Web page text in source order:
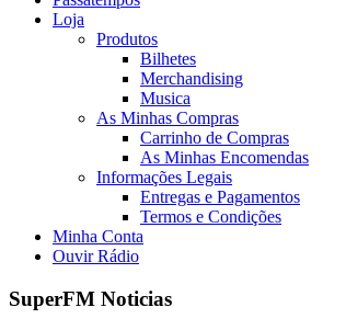
Loja
Produtos
Bilhetes
Merchandising
Musica
As Minhas Compras
Carrinho de Compras
As Minhas Encomendas
Informações Legais
Entregas e Pagamentos
Termos e Condições
Minha Conta
Ouvir Rádio
SuperFM Noticias